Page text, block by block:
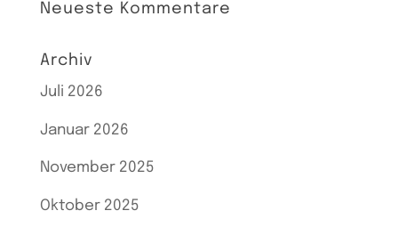
Neueste Kommentare
Archiv
Juli 2026
Januar 2026
November 2025
Oktober 2025